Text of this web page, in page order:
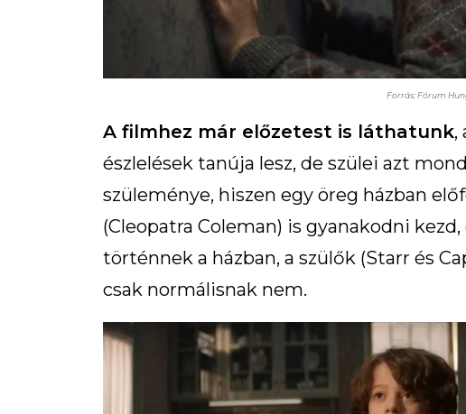
Forrás: Fórum
A filmhez már előzetest is láthatunk,
észlelések tanúja lesz, de szülei azt
szüleménye, hiszen egy öreg házban
(Cleopatra Coleman) is gyanakodni
történnek a házban, a szülők (Starr és
csak normálisnak nem.